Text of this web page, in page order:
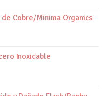
de Cobre/Minima Organics
Inoxidable